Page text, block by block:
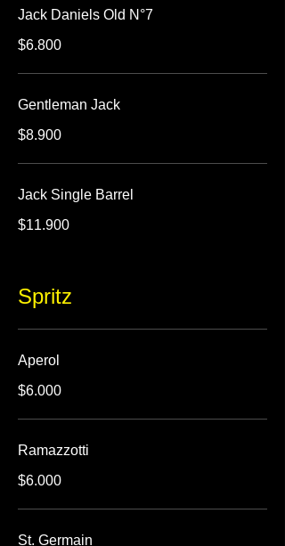
Jack Daniels Old N°7
$6.800
Gentleman Jack
$8.900
Jack Single Barrel
$11.900
Spritz
Aperol
$6.000
Ramazzotti
$6.000
St. Germain